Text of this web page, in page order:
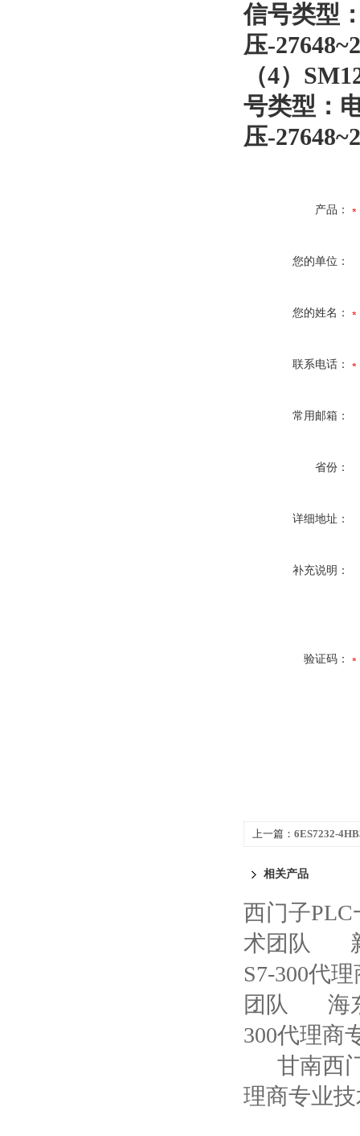
信号类型
压-
（4）
号类型：
压-
产品：
您的单位：
您的姓名：
联系电话：
常用邮箱：
省份：
详细地址：
补充说明：
验证码：
上一篇： 6ES7232-
相关产品
西门子
术团队
S7-300代
团队
海
300代理商
甘南西
理商专业